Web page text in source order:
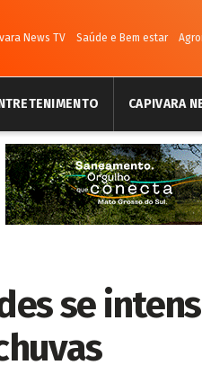
News TV Saúde e Bem estar
CAPIVARA
se